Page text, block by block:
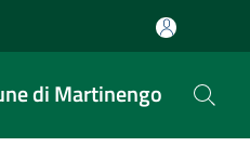
di Martinengo